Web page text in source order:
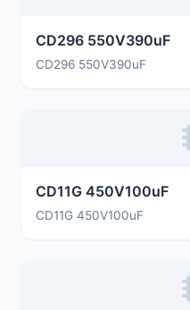
CD296 550V390uF
CD296 550V390uF
CD11G 450V100uF
CD11G 450V100uF